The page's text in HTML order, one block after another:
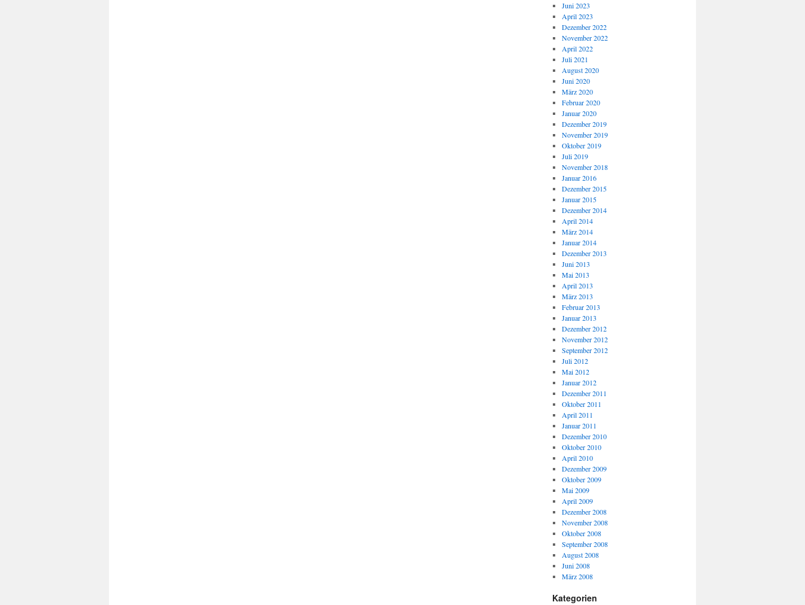
Juni 2023
April 2023
Dezember 2022
November 2022
April 2022
Juli 2021
August 2020
Juni 2020
März 2020
Februar 2020
Januar 2020
Dezember 2019
November 2019
Oktober 2019
Juli 2019
November 2018
Januar 2016
Dezember 2015
Januar 2015
Dezember 2014
April 2014
März 2014
Januar 2014
Dezember 2013
Juni 2013
Mai 2013
April 2013
März 2013
Februar 2013
Januar 2013
Dezember 2012
November 2012
September 2012
Juli 2012
Mai 2012
Januar 2012
Dezember 2011
Oktober 2011
April 2011
Januar 2011
Dezember 2010
Oktober 2010
April 2010
Dezember 2009
Oktober 2009
Mai 2009
April 2009
Dezember 2008
November 2008
Oktober 2008
September 2008
August 2008
Juni 2008
März 2008
Kategorien